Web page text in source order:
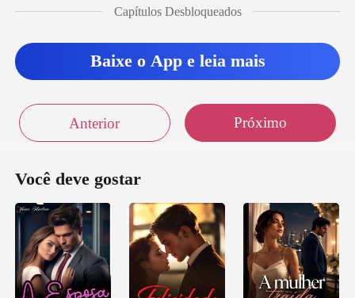
Capítulos Desbloqueados
Baixe o App e leia mais
Anterior Próximo
Você deve gostar